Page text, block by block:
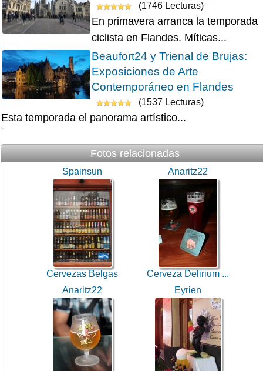
(1746 Lecturas)
En primavera arranca la temporada
ciclista en Flandes. Míticas...
Beaufort24 y Trienal de Brujas:
Exposiciones de Arte
Contemporáneo en Flandes
(1537 Lecturas)
Esta temporada el panorama artístico...
Fotos relacionadas
Spainsun
Cervezas Belgas
Anaritz22
Cerveza Delirium ...
Anaritz22
Eyrien